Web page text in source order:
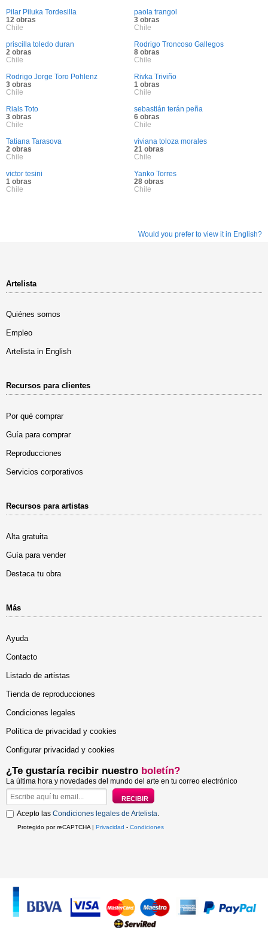
Pilar Piluka Tordesilla
12 obras
Chile
paola trangol
3 obras
Chile
priscilla toledo duran
2 obras
Chile
Rodrigo Troncoso Gallegos
8 obras
Chile
Rodrigo Jorge Toro Pohlenz
3 obras
Chile
Rivka Triviño
1 obras
Chile
Rials Toto
3 obras
Chile
sebastián terán peña
6 obras
Chile
Tatiana Tarasova
2 obras
Chile
viviana toloza morales
21 obras
Chile
victor tesini
1 obras
Chile
Yanko Torres
28 obras
Chile
Would you prefer to view it in English?
Artelista
Quiénes somos
Empleo
Artelista in English
Recursos para clientes
Por qué comprar
Guía para comprar
Reproducciones
Servicios corporativos
Recursos para artistas
Alta gratuita
Guía para vender
Destaca tu obra
Más
Ayuda
Contacto
Listado de artistas
Tienda de reproducciones
Condiciones legales
Política de privacidad y cookies
Configurar privacidad y cookies
¿Te gustaría recibir nuestro boletín?
La última hora y novedades del mundo del arte en tu correo electrónico
Acepto las Condiciones legales de Artelista.
Protegido por reCAPTCHA | Privacidad - Condiciones